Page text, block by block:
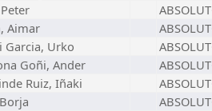
Aimar
Garcia, Urko
Goñi, Ander
Ruiz, Iñaki